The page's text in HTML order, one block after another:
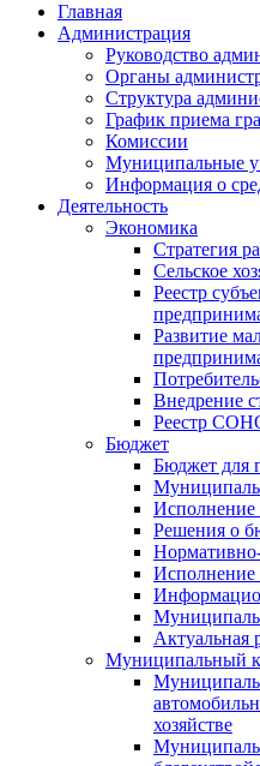
Главная
Администрация
Руководство
Органы
Структура
График приема
Комиссии
Муниципальные
Информация о
Деятельность
Экономика
Стратегия
Сельское
Реестр
Развитие
Внедрение
Реестр
Бюджет
Бюджет для
Исполнение
Решения о
Исполнение
Актуальная
Муниципальный
хозяйстве